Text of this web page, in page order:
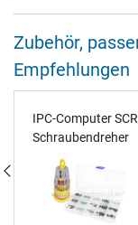
Zubehör,
Empfehlungen
IPC-Computer
Schraubendreher